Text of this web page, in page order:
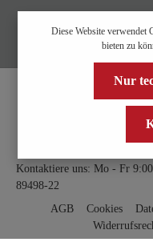
Kontaktiere uns: Mo - Fr
89498-22
AGB
Cookies
Diese Website verwendet
bieten zu
Nur